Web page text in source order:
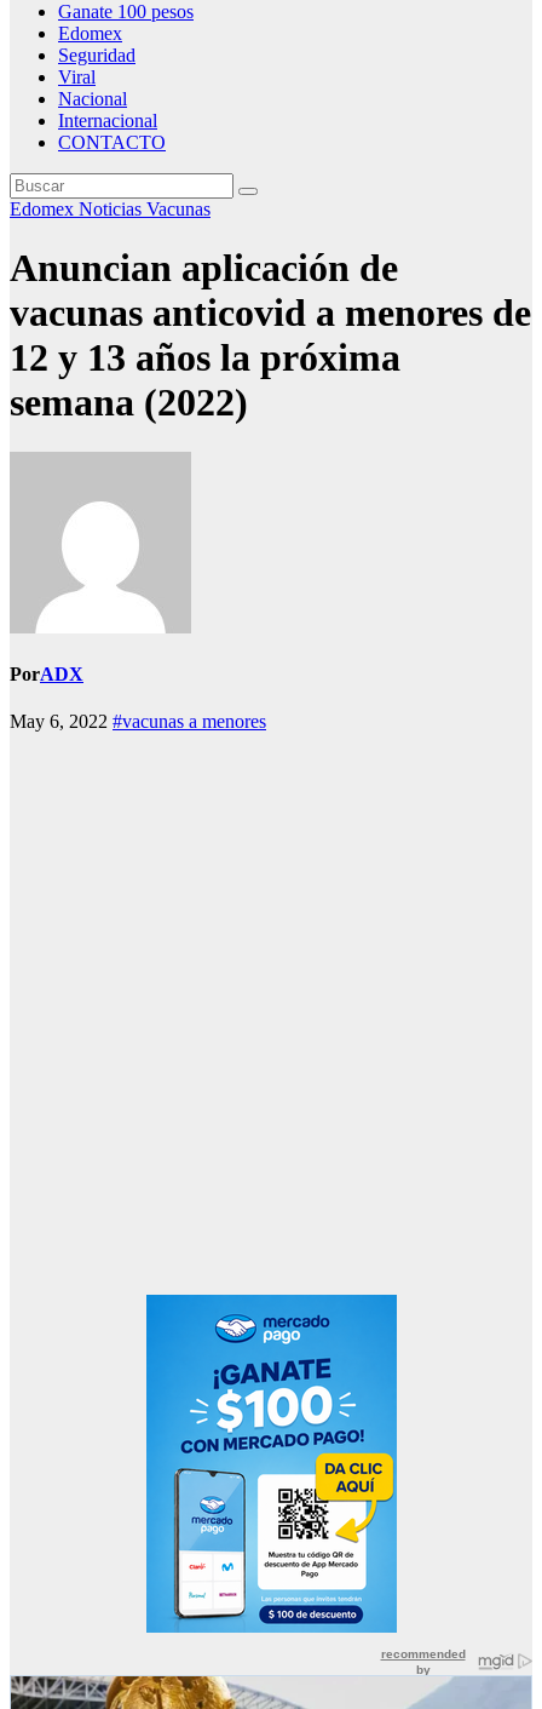
Ganate 100 pesos
Edomex
Seguridad
Viral
Nacional
Internacional
CONTACTO
Edomex Noticias Vacunas
Anuncian aplicación de
vacunas anticovid a menores de
12 y 13 años la próxima
semana (2022)
PorADX
May 6, 2022 #vacunas a menores